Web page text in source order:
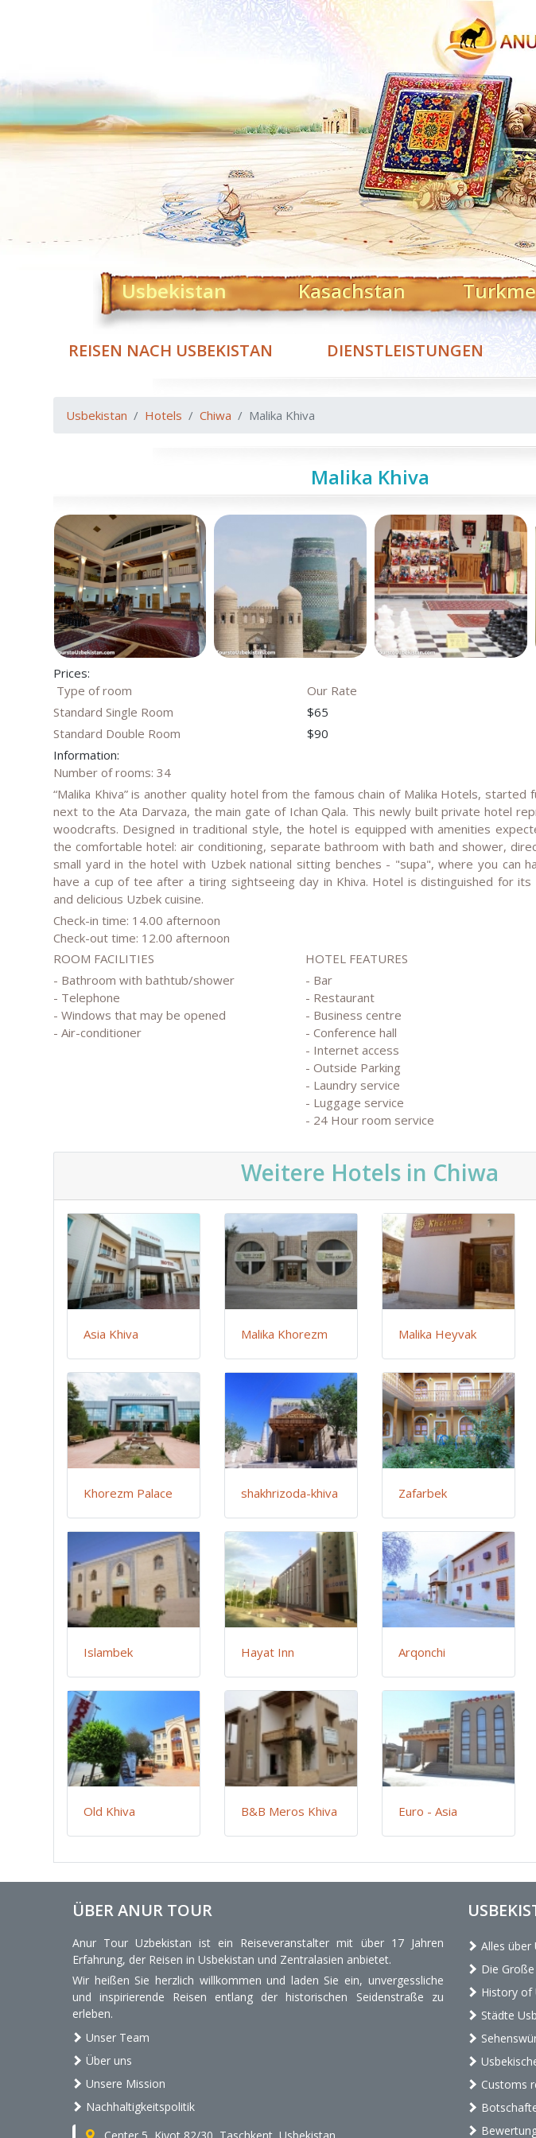
Central Asian
Usbekistan Kasachstan
REISEN NACH USBEKISTAN DIENSTLEISTUNGEN
Usbekistan Hotels Chiwa Malika Khiva
Malika Khiva
Prices:
Type of room
Our Rate
Standard Single Room
$65
Standard Double Room
$90
Information:
Number of rooms: 34
“Malika Khiva” is another quality hotel from the famous chain of Malika Hotels, started
next to the Ata Darvaza, the main gate of Ichan Qala. This newly built private hotel
woodcrafts. Designed in traditional style, the hotel is equipped with amenities
the comfortable hotel: air conditioning, separate bathroom with bath and shower,
small yard in the hotel with Uzbek national sitting benches - "supa", where you can
have a cup of tee after a tiring sightseeing day in Khiva. Hotel is distinguished for its
and delicious Uzbek cuisine.
Check-in time: 14.00 afternoon
Check-out time: 12.00 afternoon
ROOM FACILITIES
HOTEL FEATURES
- Bathroom with bathtub/shower
- Telephone
- Windows that may be opened
- Air-conditioner
- Bar
- Restaurant
- Business centre
- Conference hall
- Internet access
- Outside Parking
- Laundry service
- Luggage service
- 24 Hour room service
Weitere Hotels in Chiwa
Asia Khiva Malika Khorezm Malika Heyvak
Khorezm Palace shakhrizoda-khiva Zafarbek
Islambek Hayat Inn Arqonchi
Old Khiva B&B Meros Khiva Euro - Asia
ÜBER ANUR TOUR
Anur Tour Uzbekistan ist ein Reiseveranstalter mit über 17 Jahren
Erfahrung, der Reisen in Usbekistan und Zentralasien anbietet.
Wir heißen Sie herzlich willkommen und laden Sie ein, unvergessliche
und inspirierende Reisen entlang der historischen Seidenstraße zu
erleben.
Unser Team
Über uns
Unsere Mission
Nachhaltigkeitspolitik
Center 5, Kiyot 82/30, Taschkent, Usbekistan
Alles über
Die
History of
Städte
Customs